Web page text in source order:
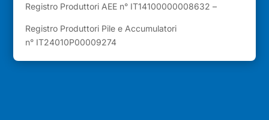
Registro Produttori AEE n° IT14100000008632 –
Registro Produttori Pile e Accumulatori
n° IT24010P00009274